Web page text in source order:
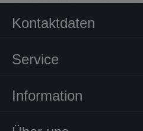
Kontaktdaten
Service
Information